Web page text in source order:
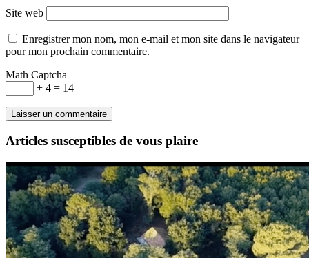
Site web
Enregistrer mon nom, mon e-mail et mon site dans le navigateur
pour mon prochain commentaire.
Math Captcha
+ 4 = 14
Articles susceptibles de vous plaire